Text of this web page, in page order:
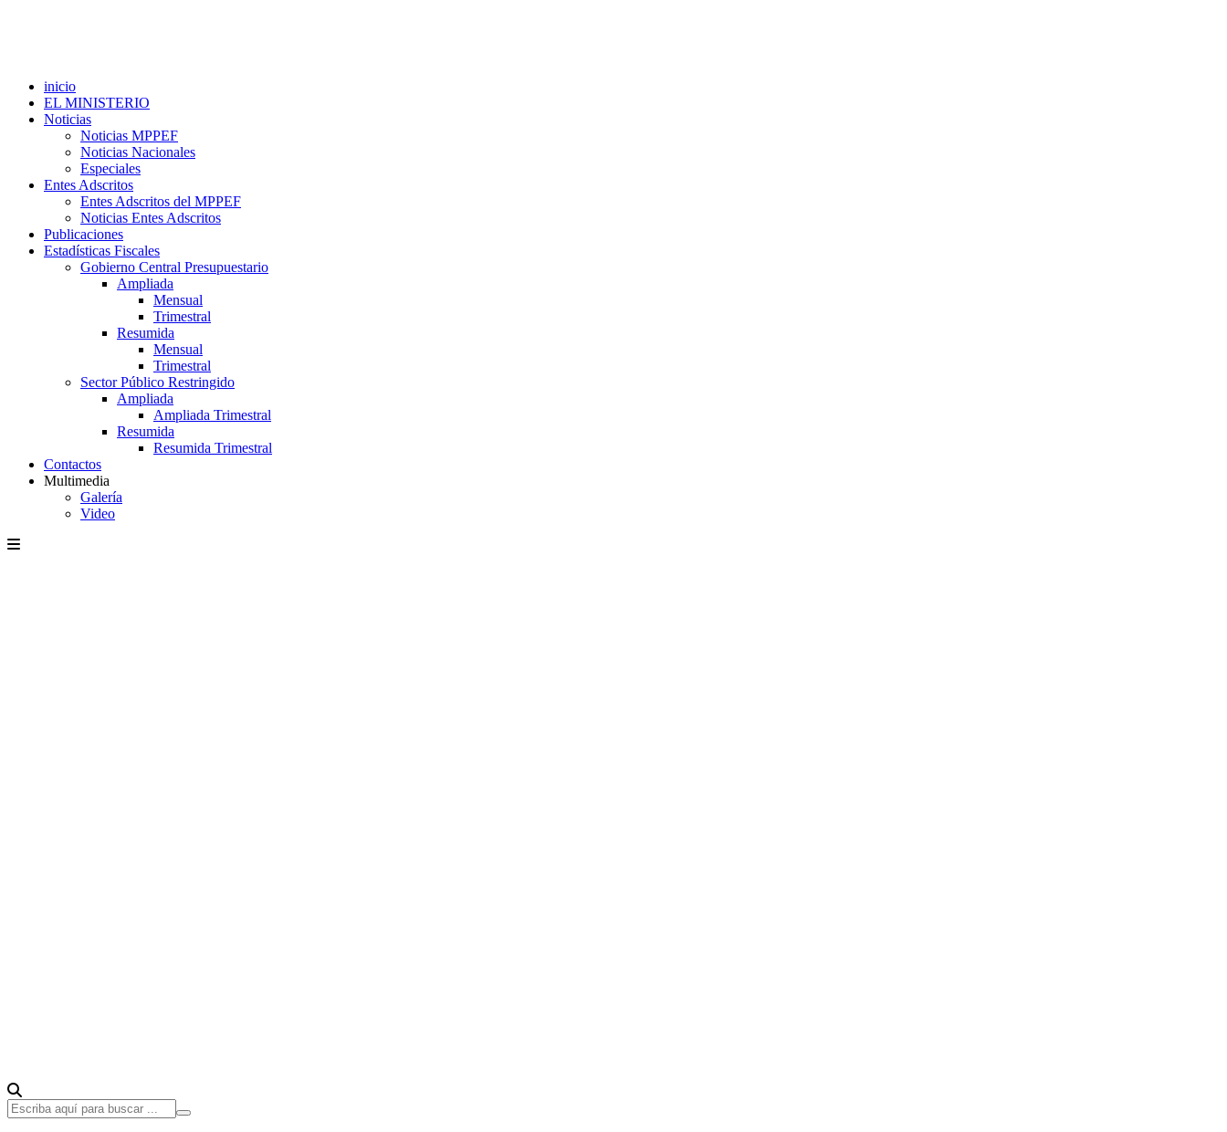
inicio
EL MINISTERIO
Noticias
Noticias MPPEF
Noticias Nacionales
Especiales
Entes Adscritos
Entes Adscritos del MPPEF
Noticias Entes Adscritos
Publicaciones
Estadísticas Fiscales
Gobierno Central Presupuestario
Ampliada
Mensual
Trimestral
Resumida
Mensual
Trimestral
Sector Público Restringido
Ampliada
Ampliada Trimestral
Resumida
Resumida Trimestral
Contactos
Multimedia
Galería
Video